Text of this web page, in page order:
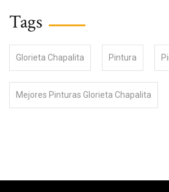
Tags
Glorieta Chapalita Pintura
Mejores Pinturas Glorieta Chapalita